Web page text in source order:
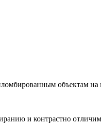
объектам на
и контрастно